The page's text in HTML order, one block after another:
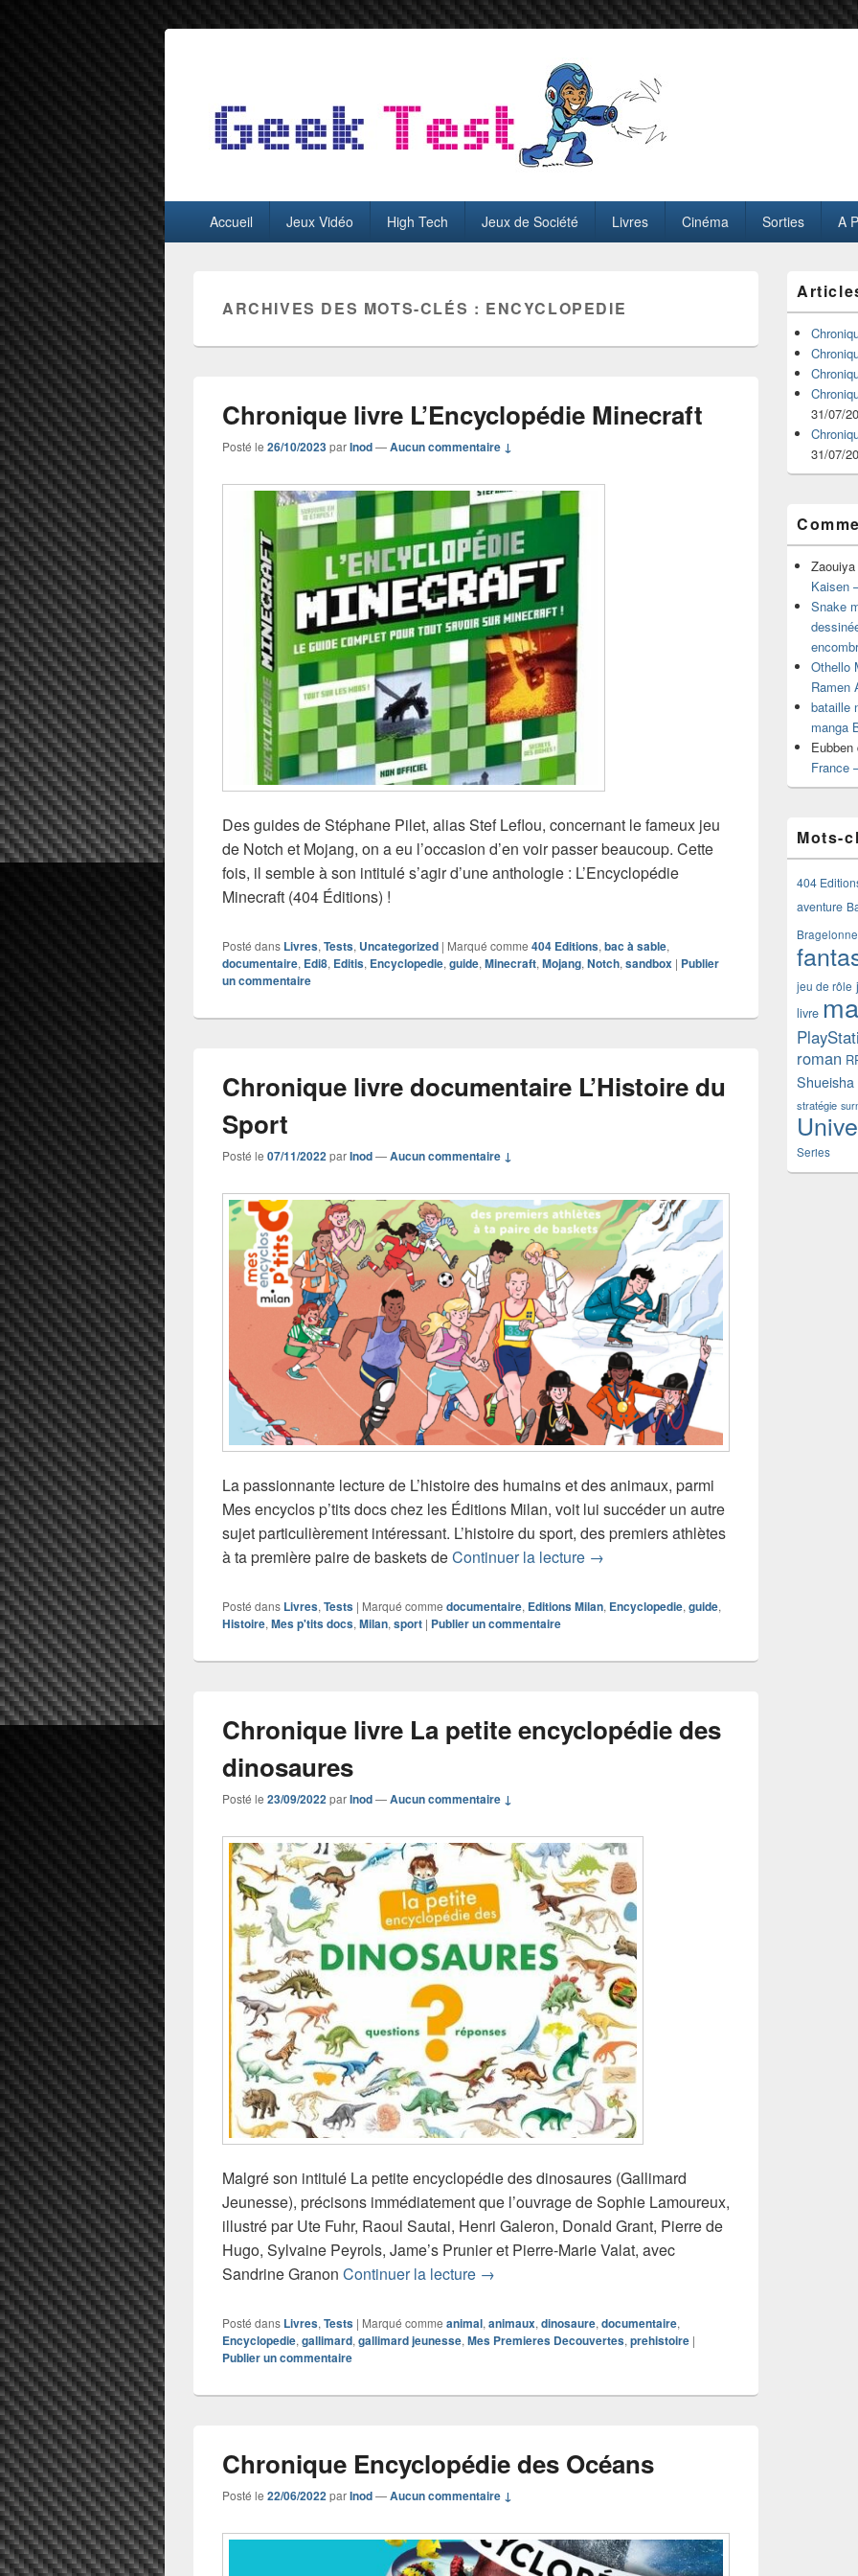
GeekTest
principalAccueil Jeux Vidéo High Tech Jeux de Société Livres Cinéma Sorties A
ARCHIVES DES MOTS-CLÉS : ENCYCLOPEDIE
Chronique livre L’Encyclopédie Minecraft
Posté le 26/10/2023parInod—Aucun commentaire ↓
Des guides de Stéphane Pilet, alias Stef Leflou, concernant le fameux jeu
de Notch et Mojang, on a eu l’occasion d’en voir passer beaucoup. Cette
fois, il semble à son intitulé s’agir d’une anthologie : L’Encyclopédie
Minecraft (404 Éditions) !
Posté dans Livres, Tests, Uncategorized | Marqué comme 404 Editions, bac à sable,
documentaire, Edi8, Editis, Encyclopedie, guide, Minecraft, Mojang, Notch, sandbox | Publier
un commentaire
Chronique livre documentaire L’Histoire du
Sport
Posté le 07/11/2022parInod—Aucun commentaire ↓
La passionnante lecture de L’histoire des humains et des animaux, parmi
Mes encyclos p’tits docs chez les Éditions Milan, voit lui succéder un autre
sujet particulièrement intéressant. L’histoire du sport, des premiers athlètes
à ta première paire de baskets deContinuer la lecture Chronique livre documentaire L’Histoire
→
Posté dans Livres, Tests | Marqué comme documentaire, Editions Milan, Encyclopedie, guide,
Histoire, Mes p'tits docs, Milan, sport | Publier un commentaire
Chronique livre La petite encyclopédie des
dinosaures
Posté le 23/09/2022parInod—Aucun commentaire ↓
Malgré son intitulé La petite encyclopédie des dinosaures (Gallimard
Jeunesse), précisons immédiatement que l’ouvrage de Sophie Lamoureux,
illustré par Ute Fuhr, Raoul Sautai, Henri Galeron, Donald Grant, Pierre de
Hugo, Sylvaine Peyrols, Jame’s Prunier et Pierre-Marie Valat, avec
Sandrine Granon Continuer la lecture Chronique livre La petite encyclopédie des dinosaures
→
Posté dans Livres, Tests | Marqué comme animal, animaux, dinosaure, documentaire,
Encyclopedie, gallimard, gallimard jeunesse, Mes Premieres Decouvertes, prehistoire |
Publier un commentaire
Chronique Encyclopédie des Océans
Posté le 22/06/2022parInod—Aucun commentaire ↓
principale
de
widget
pour
barre
latérale
31/07/
31/07/
Zaouiya
Kaisen
Snake
Othello
Ramen
bataille
manga
Eubben
France
Mots-
404
aventure
Bragelonne
jeu de rôle
livre
roman
Shueisha
stratégie
Series